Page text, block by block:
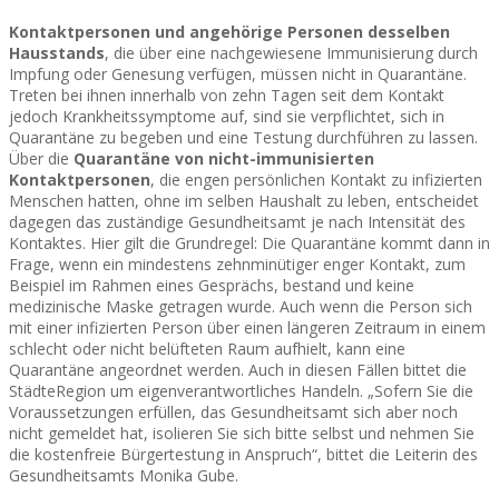
Kontaktpersonen und angehörige Personen desselben
Hausstands, die über eine nachgewiesene Immunisierung durch
Impfung oder Genesung verfügen, müssen nicht in Quarantäne.
Treten bei ihnen innerhalb von zehn Tagen seit dem Kontakt
jedoch Krankheitssymptome auf, sind sie verpflichtet, sich in
Quarantäne zu begeben und eine Testung durchführen zu lassen.
Über die Quarantäne von nicht-immunisierten
Kontaktpersonen, die engen persönlichen Kontakt zu infizierten
Menschen hatten, ohne im selben Haushalt zu leben, entscheidet
dagegen das zuständige Gesundheitsamt je nach Intensität des
Kontaktes. Hier gilt die Grundregel: Die Quarantäne kommt dann in
Frage, wenn ein mindestens zehnminütiger enger Kontakt, zum
Beispiel im Rahmen eines Gesprächs, bestand und keine
medizinische Maske getragen wurde. Auch wenn die Person sich
mit einer infizierten Person über einen längeren Zeitraum in einem
schlecht oder nicht belüfteten Raum aufhielt, kann eine
Quarantäne angeordnet werden. Auch in diesen Fällen bittet die
StädteRegion um eigenverantwortliches Handeln. „Sofern Sie die
Voraussetzungen erfüllen, das Gesundheitsamt sich aber noch
nicht gemeldet hat, isolieren Sie sich bitte selbst und nehmen Sie
die kostenfreie Bürgertestung in Anspruch“, bittet die Leiterin des
Gesundheitsamts Monika Gube.